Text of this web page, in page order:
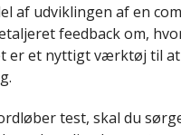
af udviklingen af ​​en
feedback om,
er et nyttigt værktøj til
test, skal du